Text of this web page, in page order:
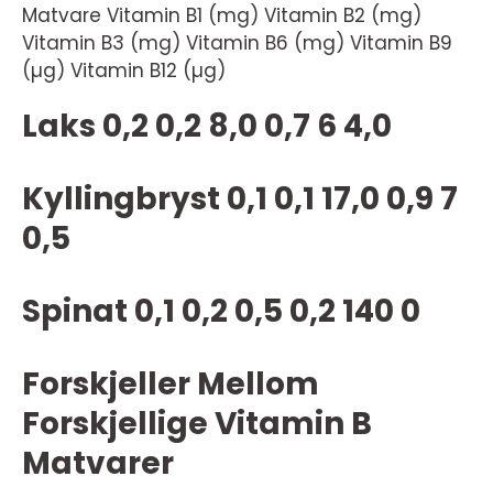
Matvare Vitamin B1 (mg) Vitamin B2 (mg)
Vitamin B3 (mg) Vitamin B6 (mg) Vitamin B9
(µg) Vitamin B12 (µg)
Laks 0,2 0,2 8,0 0,7 6 4,0
Kyllingbryst 0,1 0,1 17,0 0,9 7
0,5
Spinat 0,1 0,2 0,5 0,2 140 0
Forskjeller Mellom
Forskjellige Vitamin B
Matvarer